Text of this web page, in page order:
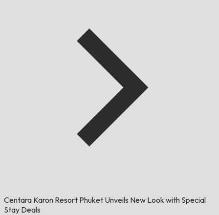
Centara Karon Resort Phuket Unveils New Look with Special
Stay Deals